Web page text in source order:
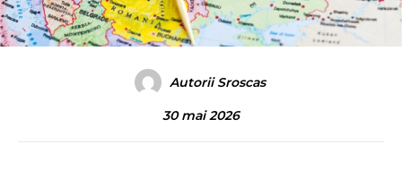
Autorii Sroscas
30 mai 2026